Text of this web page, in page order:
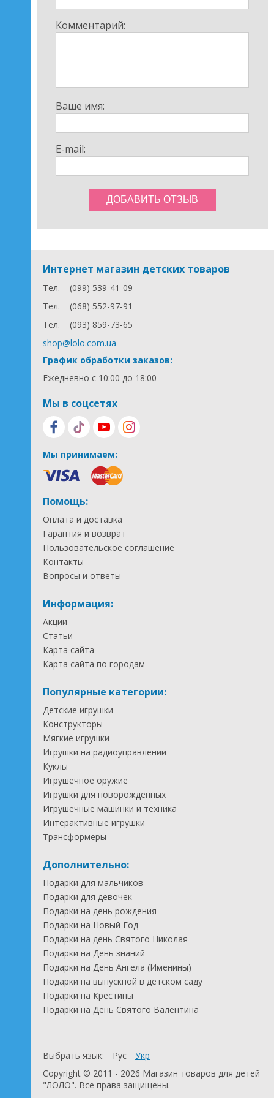
Устойчивость - прочная рама из легкого и прочного
алюминия. Противоскользящие накладки на передние
ножки.5-точечные ремни безопасности. Легко
Чехол из эко-кожи - мягкий и приятный на ощупь.
Прочный материал, устойчивый к грязи и легко
стула для удобной переноски. Колеса -
расположенные в задней части кресла ножки
Материалы: полипропилен, алюминий, чехол:
искусственная кожа.
Размеры: 84,5x55,5x105 см.
Комментарий:
Ваше имя:
E-mail:
Интернет магазин детских товаров
Тел.
(099) 539-41-09
Тел.
(068) 552-97-91
Тел.
(093) 859-73-65
shop@lolo.com.ua
График обработки заказов:
Ежедневно с 10:00 до 18:00
Мы в соцсетях
Мы принимаем:
Помощь:
Оплата и доставка
Гарантия и возврат
Пользовательское соглашение
Контакты
Вопросы и ответы
Информация:
Акции
Статьи
Карта сайта
Карта сайта по городам
Популярные категории:
Детские игрушки
Конструкторы
Мягкие игрушки
Игрушки на радиоуправлении
Куклы
Игрушечное оружие
Игрушки для новорожденных
Игрушечные машинки и техника
Интерактивные игрушки
Трансформеры
Дополнительно:
Подарки для мальчиков
Подарки для девочек
Подарки на день рождения
Подарки на Новый Год
Подарки на день Святого Николая
Подарки на День знаний
Подарки на День Ангела (Именины)
Подарки на выпускной в детском саду
Подарки на Крестины
Подарки на День Святого Валентина
Выбрать язык: Рус
Укр
Copyright © 2011 - 2026 Магазин товаров для детей
"ЛОЛО". Все права защищены.